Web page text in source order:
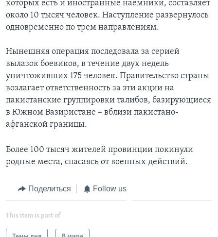
которых есть и иностранные наемники, составляет
около 10 тысяч человек. Наступление развернулось
одновременно по трем направлениям.
Нынешняя операция последовала за серией
вылазок боевиков, в течение двух недель
уничтоживших 175 человек. Правительство страны
возлагает ответственность за эти акции на
пакистанские группировки талибов, базирующиеся
в Южном Вазиристане – вблизи пакистано-
афганской границы.
Более 100 тысяч жителей провинции покинули
родные места, спасаясь от военных действий.
Поделиться Follow us
This item is part of